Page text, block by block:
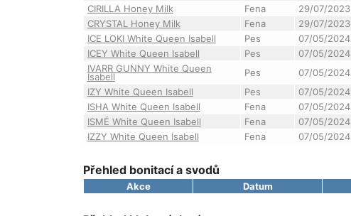
CIRILLA Honey Milk
Fena 29/07/2023
CRYSTAL Honey Milk
Fena 29/07/2023
ICE LOKI White Queen Isabell
Pes 07/05/2024
ICEY White Queen Isabell
Pes 07/05/2024
IVARR GUNNY White Queen
Isabell Pes 07/05/2024
IZY White Queen Isabell
Pes 07/05/2024
ISHA White Queen Isabell
Fena 07/05/2024
ISMÉ White Queen Isabell
Fena 07/05/2024
IZZY White Queen Isabell
Fena 07/05/2024
Přehled bonitací a svodů
Akce Datum